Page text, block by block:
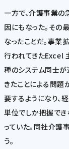
一方で、介護事業
因にもなった。その
なったことだ。事業
行われてきたExcel
種のシステム同士が
きたことによる問
要するようになり、
単位でしか把握で
っていた。同社介
う。